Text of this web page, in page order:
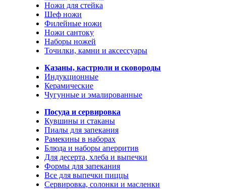
Ножи для стейка
Шеф ножи
Филейные ножи
Ножи сантоку
Наборы ножей
Точилки, камни и аксессуары
Казаны, кастрюли и сковороды
Индукционные
Керамические
Чугунные и эмалированные
Посуда и сервировка
Кувшины и стаканы
Пиалы для запекания
Рамекины в наборах
Блюда и наборы аперритив
Для десерта, хлеба и выпечки
Формы для запекания
Все для выпечки пиццы
Сервировка, солонки и масленки